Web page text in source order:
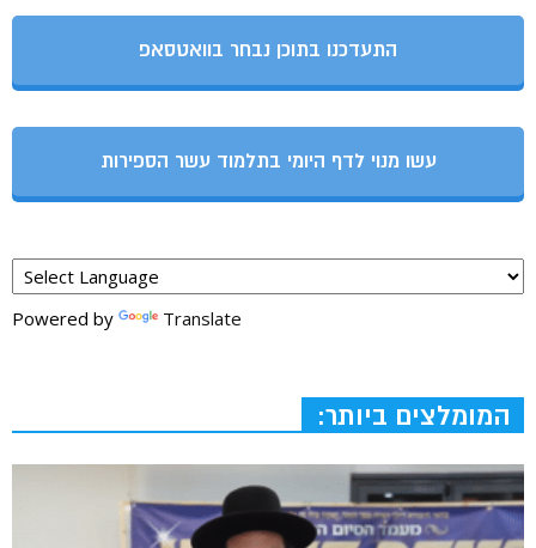
התעדכנו בתוכן נבחר בוואטסאפ
עשו מנוי לדף היומי בתלמוד עשר הספירות
Powered by Translate
המומלצים ביותר: